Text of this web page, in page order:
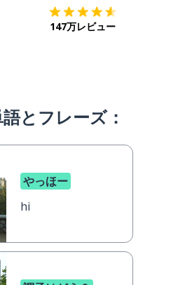
147万レビュー
とフレーズ：
やっほー
hi